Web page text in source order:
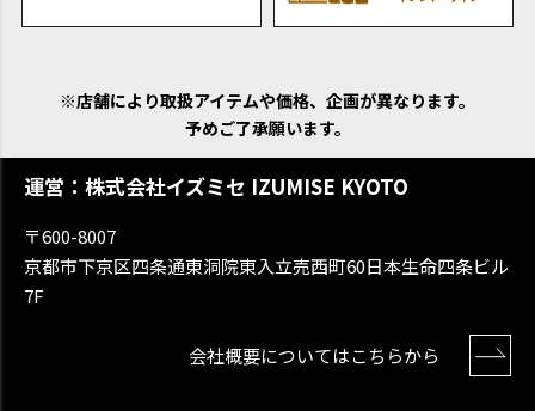
※店舗により取扱アイテムや価格、企画が異なります。
予めご了承願います。
運営：株式会社イズミセ IZUMISE KYOTO
〒600-8007
京都市下京区四条通東洞院東入立売西町60日本生命四条ビル
7F
会社概要についてはこちらから